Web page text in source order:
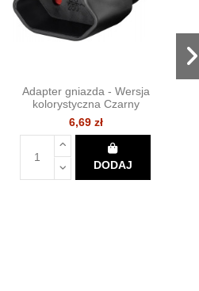
Adapter gniazda - Wersja
kolorystyczna Czarny
6,69 zł
DODAJ